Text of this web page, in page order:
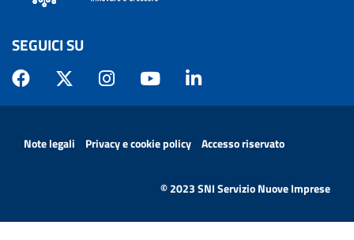
SEGUICI SU
MENÙ PRIVACY
Note legali Privacy e cookie policy Accesso riservato
© 2023 SNI Servizio Nuove Imprese